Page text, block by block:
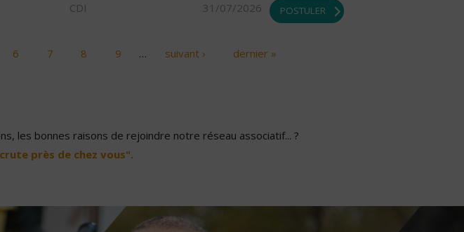
CDI 31/07/2026 POSTULER
6 7 8 9 … suivant › dernier »
les bonnes raisons de rejoindre notre réseau associatif... ?
près de chez vous".